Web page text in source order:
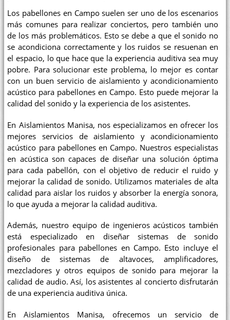
Los pabellones en Campo suelen ser uno de los escenarios
más comunes para realizar conciertos, pero también uno
de los más problemáticos. Esto se debe a que el sonido no
se acondiciona correctamente y los ruidos se resuenan en
el espacio, lo que hace que la experiencia auditiva sea muy
pobre. Para solucionar este problema, lo mejor es contar
con un buen servicio de aislamiento y acondicionamiento
acústico para pabellones en Campo. Esto puede mejorar la
calidad del sonido y la experiencia de los asistentes.
En Aislamientos Manisa, nos especializamos en ofrecer los
mejores servicios de aislamiento y acondicionamiento
acústico para pabellones en Campo. Nuestros especialistas
en acústica son capaces de diseñar una solución óptima
para cada pabellón, con el objetivo de reducir el ruido y
mejorar la calidad de sonido. Utilizamos materiales de alta
calidad para aislar los ruidos y absorber la energía sonora,
lo que ayuda a mejorar la calidad auditiva.
Además, nuestro equipo de ingenieros acústicos también
está especializado en diseñar sistemas de sonido
profesionales para pabellones en Campo. Esto incluye el
diseño de sistemas de altavoces, amplificadores,
mezcladores y otros equipos de sonido para mejorar la
calidad de audio. Así, los asistentes al concierto disfrutarán
de una experiencia auditiva única.
En Aislamientos Manisa, ofrecemos un servicio de